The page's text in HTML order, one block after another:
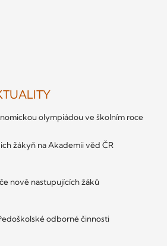
olympiádou ve školním roce
žákyň na Akademii věd ČR
nově nastupujících žáků
odborné činnosti